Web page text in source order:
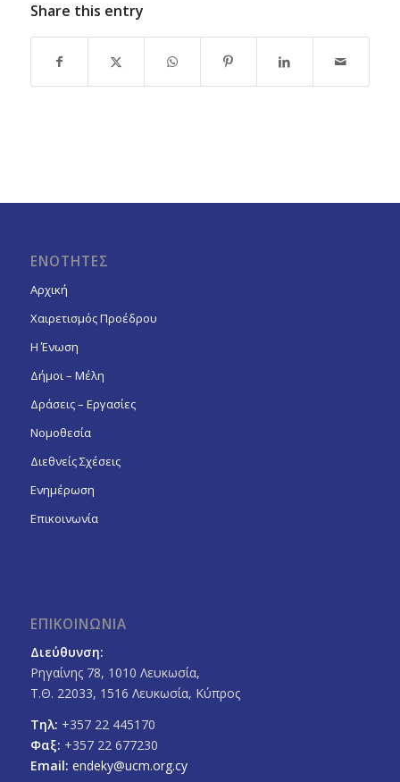
Share this entry
ΕΝΟΤΗΤΕΣ
Αρχική
Χαιρετισμός Προέδρου
Η Ένωση
Δήμοι – Μέλη
Δράσεις – Εργασίες
Νομοθεσία
Διεθνείς Σχέσεις
Ενημέρωση
Επικοινωνία
ΕΠΙΚΟΙΝΩΝΙΑ
Διεύθυνση:
Ρηγαίνης 78, 1010 Λευκωσία,
Τ.Θ. 22033, 1516 Λευκωσία, Κύπρος
Τηλ: +357 22 445170
Φαξ: +357 22 677230
Email: endeky@ucm.org.cy